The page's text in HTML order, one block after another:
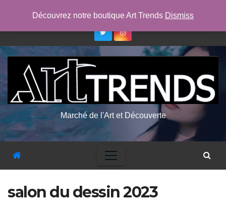
ven. Août 7th, 2026 7:47:32 PM
Marché de l'Art et Découverte
salon du dessin 2023
Découvrez notre boutique Art Trends Dismiss